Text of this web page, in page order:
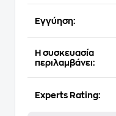
Εγγύηση:
Η συσκευασία
περιλαμβάνει:
Experts Rating: